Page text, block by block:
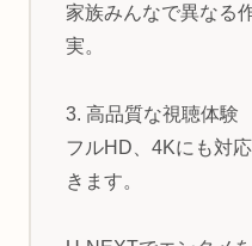
家族みんなで異なる
実。
3. 高品質な視聴体験
フルHD、4Kにも対
きます。